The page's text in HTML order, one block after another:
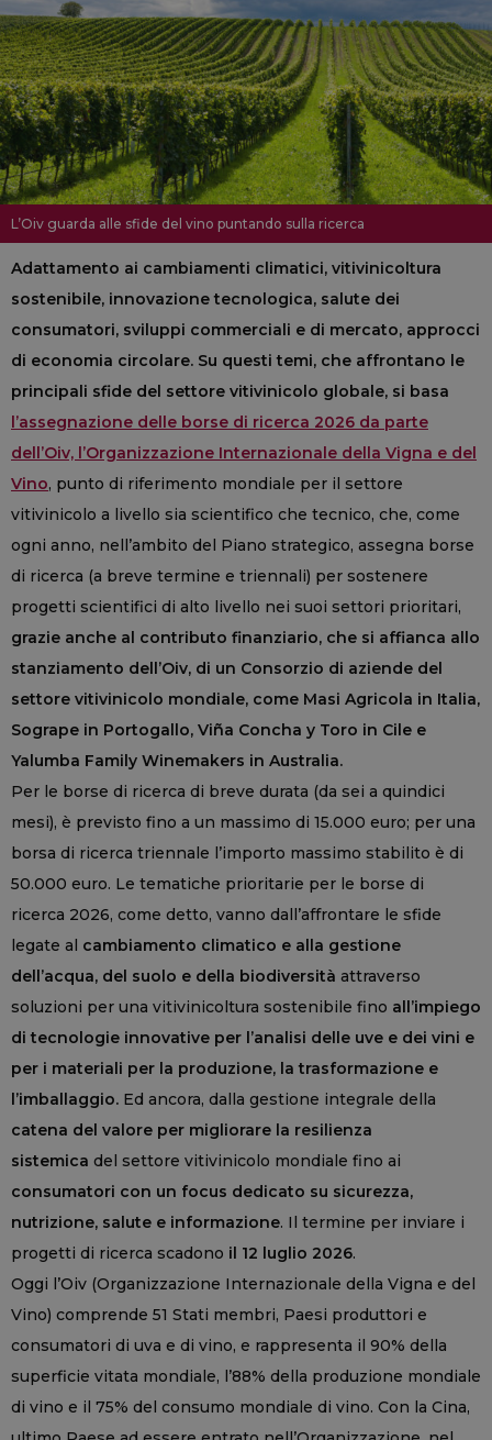
L’Oiv guarda alle sfide del vino puntando sulla ricerca
Adattamento ai cambiamenti climatici, vitivinicoltura
sostenibile, innovazione tecnologica, salute dei
consumatori, sviluppi commerciali e di mercato, approcci
di economia circolare. Su questi temi, che affrontano le
principali sfide del settore vitivinicolo globale, si basa
l’assegnazione delle borse di ricerca 2026 da parte
dell’Oiv, l’Organizzazione Internazionale della Vigna e del
Vino, punto di riferimento mondiale per il settore
vitivinicolo a livello sia scientifico che tecnico, che, come
ogni anno, nell’ambito del Piano strategico, assegna borse
di ricerca (a breve termine e triennali) per sostenere
progetti scientifici di alto livello nei suoi settori prioritari,
grazie anche al contributo finanziario, che si affianca allo
stanziamento dell’Oiv, di un Consorzio di aziende del
settore vitivinicolo mondiale, come Masi Agricola in Italia,
Sogrape in Portogallo, Viña Concha y Toro in Cile e
Yalumba Family Winemakers in Australia.
Per le borse di ricerca di breve durata (da sei a quindici
mesi), è previsto fino a un massimo di 15.000 euro; per una
borsa di ricerca triennale l’importo massimo stabilito è di
50.000 euro. Le tematiche prioritarie per le borse di
ricerca 2026, come detto, vanno dall’affrontare le sfide
legate al cambiamento climatico e alla gestione
dell’acqua, del suolo e della biodiversità attraverso
soluzioni per una vitivinicoltura sostenibile fino all’impiego
di tecnologie innovative per l’analisi delle uve e dei vini e
per i materiali per la produzione, la trasformazione e
l’imballaggio. Ed ancora, dalla gestione integrale della
catena del valore per migliorare la resilienza
sistemica del settore vitivinicolo mondiale fino ai
consumatori con un focus dedicato su sicurezza,
nutrizione, salute e informazione. Il termine per inviare i
progetti di ricerca scadono il 12 luglio 2026.
Oggi l’Oiv (Organizzazione Internazionale della Vigna e del
Vino) comprende 51 Stati membri, Paesi produttori e
consumatori di uva e di vino, e rappresenta il 90% della
superficie vitata mondiale, l’88% della produzione mondiale
di vino e il 75% del consumo mondiale di vino. Con la Cina,